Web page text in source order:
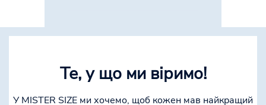
Те, у що ми віримо!
У MISTER SIZE ми хочемо, щоб кожен мав найкращий